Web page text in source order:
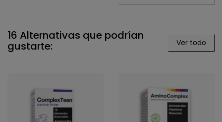
16 Alternativas que podrían
gustarte: Ver todo